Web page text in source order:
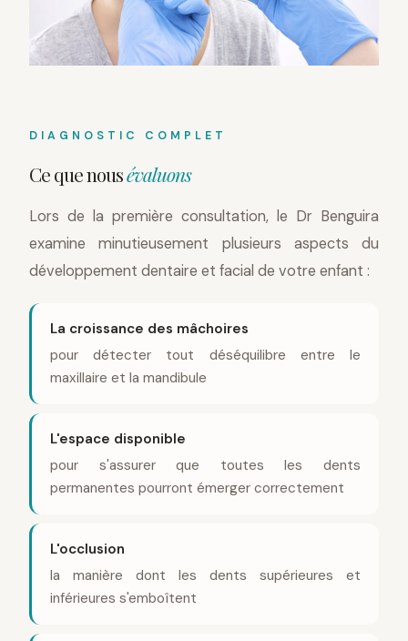
DIAGNOSTIC COMPLET
Ce que nousévaluons
Lors de la première consultation, le Dr Benguira
examine minutieusement plusieurs aspects du
développement dentaire et facial de votre enfant :
La croissance des mâchoires
pour détecter tout déséquilibre entre le
maxillaire et la mandibule
L'espace disponible
pour s'assurer que toutes les dents
permanentes pourront émerger correctement
L'occlusion
la manière dont les dents supérieures et
inférieures s'emboîtent